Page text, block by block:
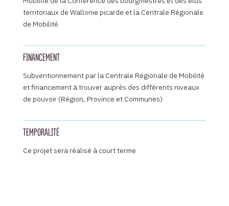
territoriaux de Wallonie picarde et la Centrale Régionale
de Mobilité
FINANCEMENT
Subventionnement par la Centrale Régionale de Mobilité
et financement à trouver auprès des différents niveaux
de pouvoir (Région, Province et Communes)
TEMPORALITÉ
Ce projet sera réalisé à court terme